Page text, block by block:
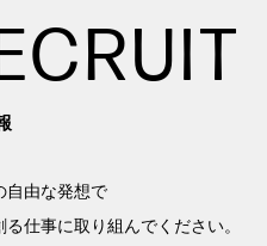
自由な発想で
る仕事に取り組んでください。